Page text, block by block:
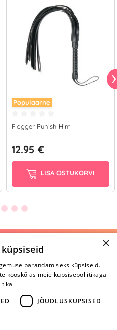
Populaarne
Flogger Punish Him
12.95 €
LISA OSTUKORVI
ka helistades:
3282
R
×
parandamiseks küpsiseid.
kooskõlas meie küpsisepoliitikaga
JÕUDLUSKÜPSISED